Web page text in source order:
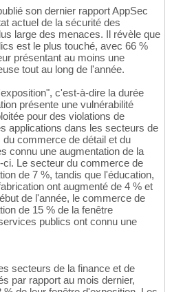
son dernier rapport AppSec
actuel de la sécurité des
large des menaces. Il révèle que
est le plus touché, avec 66 %
présentant au moins une
tout au long de l'année.
c'est-à-dire la durée
présente une vulnérabilité
pour des violations de
applications dans les secteurs de
commerce de détail et du
connu une augmentation de la
Le secteur du commerce de
de 7 %, tandis que l'éducation,
ont augmenté de 4 % et
de l'année, le commerce de
de 15 % de la fenêtre
publics ont connu une
secteurs de la finance et de
par rapport au mois dernier,